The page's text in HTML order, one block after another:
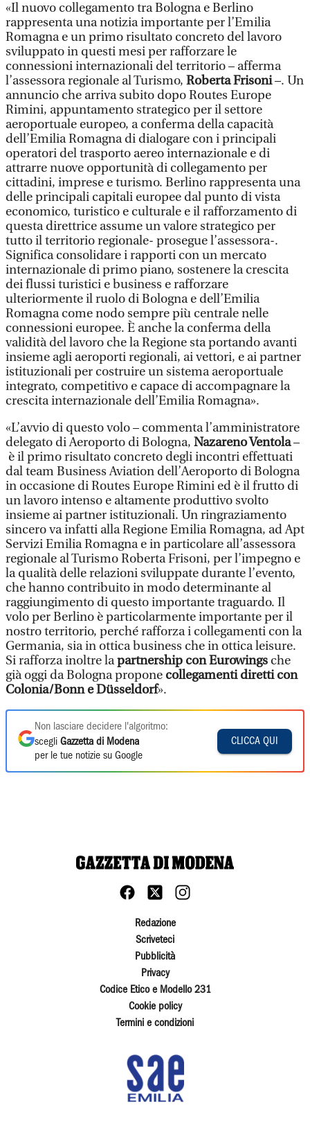
«Il nuovo collegamento tra Bologna e Berlino
rappresenta una notizia importante per l’Emilia
Romagna e un primo risultato concreto del lavoro
sviluppato in questi mesi per rafforzare le
connessioni internazionali del territorio – afferma
l’assessora regionale al Turismo, Roberta Frisoni–. Un
annuncio che arriva subito dopo Routes Europe
Rimini, appuntamento strategico per il settore
aeroportuale europeo, a conferma della capacità
dell’Emilia Romagna di dialogare con i principali
operatori del trasporto aereo internazionale e di
attrarre nuove opportunità di collegamento per
cittadini, imprese e turismo. Berlino rappresenta una
delle principali capitali europee dal punto di vista
economico, turistico e culturale e il rafforzamento di
questa direttrice assume un valore strategico per
tutto il territorio regionale- prosegue l’assessora-.
Significa consolidare i rapporti con un mercato
internazionale di primo piano, sostenere la crescita
dei flussi turistici e business e rafforzare
ulteriormente il ruolo di Bologna e dell’Emilia
Romagna come nodo sempre più centrale nelle
connessioni europee. È anche la conferma della
validità del lavoro che la Regione sta portando avanti
insieme agli aeroporti regionali, ai vettori, e ai partner
istituzionali per costruire un sistema aeroportuale
integrato, competitivo e capace di accompagnare la
crescita internazionale dell’Emilia Romagna».
«L’avvio di questo volo – commenta l’amministratore
delegato di Aeroporto di Bologna, Nazareno Ventola–
è il primo risultato concreto degli incontri effettuati
dal team Business Aviation dell’Aeroporto di Bologna
in occasione di Routes Europe Rimini ed è il frutto di
un lavoro intenso e altamente produttivo svolto
insieme ai partner istituzionali. Un ringraziamento
sincero va infatti alla Regione Emilia Romagna, ad Apt
Servizi Emilia Romagna e in particolare all’assessora
regionale al Turismo Roberta Frisoni, per l’impegno e
la qualità delle relazioni sviluppate durante l’evento,
che hanno contribuito in modo determinante al
raggiungimento di questo importante traguardo. Il
volo per Berlino è particolarmente importante per il
nostro territorio, perché rafforza i collegamenti con la
Germania, sia in ottica business che in ottica leisure.
Si rafforza inoltre lapartnership con Eurowings che
già oggi da Bologna propone collegamenti diretti con
Colonia/Bonn e Düsseldorf».
Non lasciare decidere l'algoritmo:
scegli Gazzetta di Modena
per le tue notizie su Google
CLICCA QUI
Redazione
Scriveteci
Pubblicità
Privacy
Codice Etico e Modello 231
Cookie policy
Termini e condizioni